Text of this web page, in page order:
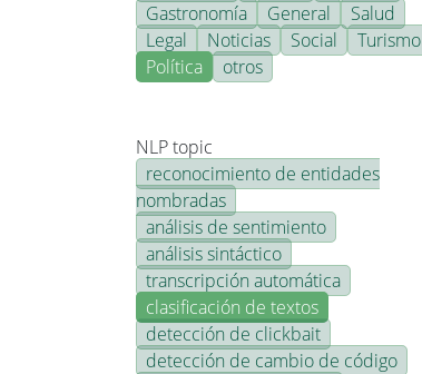
Gastronomía
General
Salud
Legal
Noticias Social
Turismo
Política
otros
NLP topic
reconocimiento de entidades
nombradas
análisis de sentimiento
análisis sintáctico
transcripción automática
clasificación de textos
detección de clickbait
detección de cambio de código